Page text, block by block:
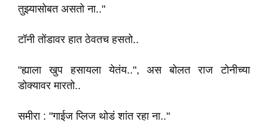
तुझ्यासोबत असतो ना.."
टॉनी तोंडावर हात ठेवतच हसतो..
"ह्याला खुप हसायला येतंय..", अस बोलत राज टोनीच्या
डोक्यावर मारतो..
समीरा : "गाईज प्लिज थोडं शांत रहा ना.."